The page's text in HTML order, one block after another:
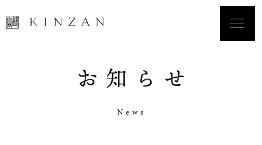
お 知 ら せ
N e w s